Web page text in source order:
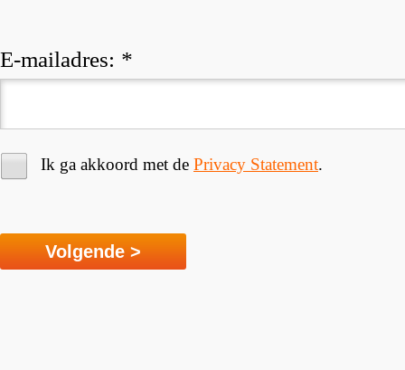
E-mailadres: *
Ik ga akkoord met de Privacy Statement.